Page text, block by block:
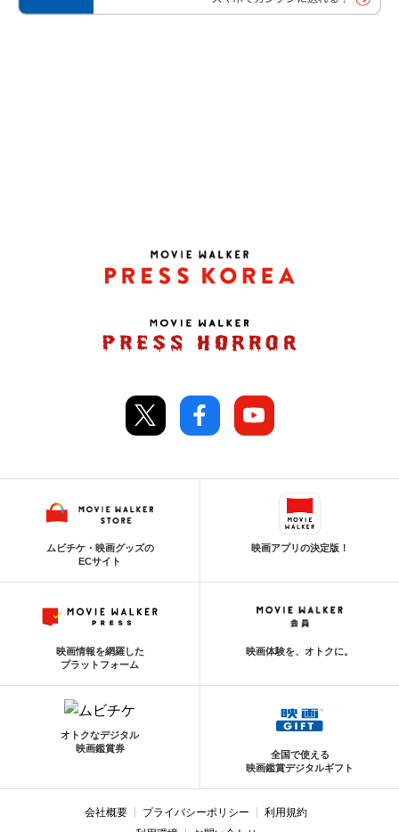
ムビチケ・映画グッズの
ECサイト
映画アプリの決定版！
映画情報を網羅した
プラットフォーム
映画体験を、オトクに。
オトクなデジタル
映画鑑賞券
全国で使える
映画鑑賞デジタルギフト
会社概要 プライバシーポリシー
利用規約